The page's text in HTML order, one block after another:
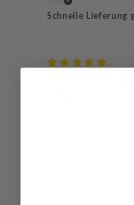
Schnelle Lieferung